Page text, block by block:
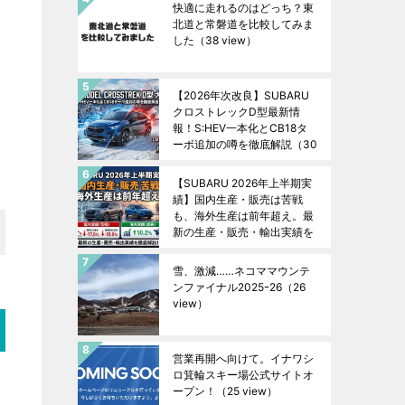
快適に走れるのはどっち？東
北道と常磐道を比較してみま
した （38 view）
【2026年次改良】SUBARU
クロストレックD型最新情
報！S:HEV一本化とCB18タ
ーボ追加の噂を徹底解説 （30
【SUBARU 2026年上半期実
績】国内生産・販売は苦戦
も、海外生産は前年超え。最
新の生産・販売・輸出実績を
雪、激減……ネコママウンテ
ンファイナル2025ｰ26 （26
view）
営業再開へ向けて。イナワシ
ロ箕輪スキー場公式サイトオ
ープン！
（25 view）